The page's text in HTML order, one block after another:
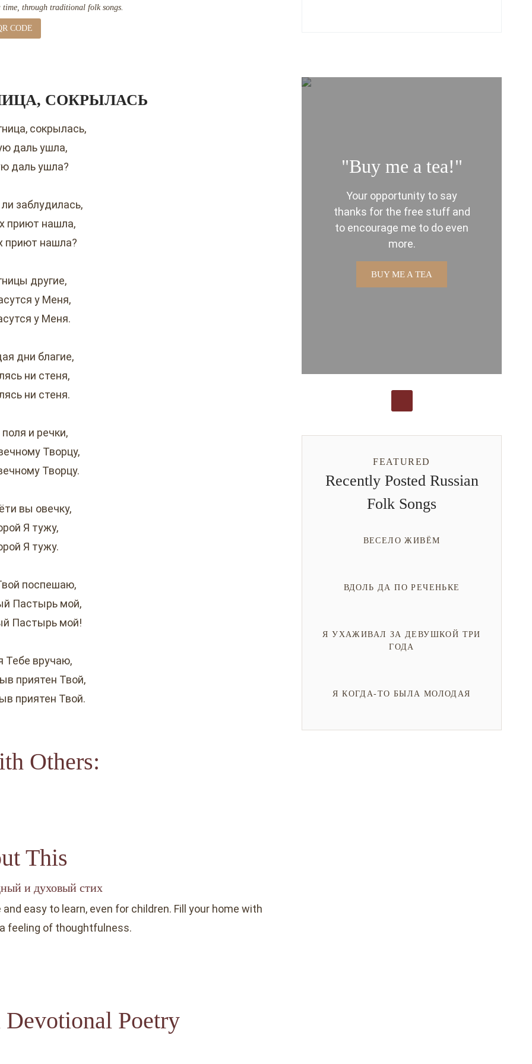
time, through traditional folk songs.
CODE
СОКРЫЛАСЬ
сокрылась,
даль ушла,
даль ушла?
заблудилась,
приют нашла,
приют нашла?
другие,
у Меня,
у Меня.
дни благие,
ни стеня,
ни стеня.
и речки,
Творцу,
Творцу.
вы овечку,
Я тужу,
Я тужу.
поспешаю,
Пастырь мой,
Пастырь мой!
Тебе вручаю,
приятен Твой,
приятен Твой.
Others:
This
и духовый стих
easy to learn, even for children. Fill your home with
feeling of thoughtfulness.
Poetry
"Buy me a tea!"
Your opportunity to say
thanks for the free stuff and
to encourage me to do even
more.
BUY ME A TEA
FEATURED
Recently Posted Russian
Folk Songs
ВЕСЕЛО ЖИВЁМ
ВДОЛЬ ДА ПО РЕЧЕНЬКЕ
Я УХАЖИВАЛ ЗА ДЕВУШКОЙ ТРИ
ГОДА
Я КОГДА-ТО БЫЛА МОЛОДАЯ